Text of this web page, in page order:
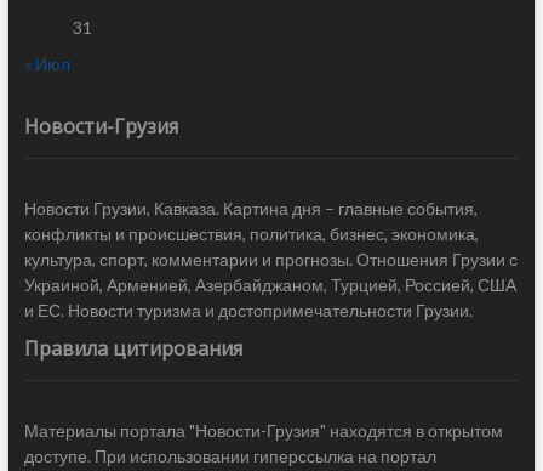
31
« Июл
Новости-Грузия
Новости Грузии, Кавказа. Картина дня – главные события,
конфликты и происшествия, политика, бизнес, экономика,
культура, спорт, комментарии и прогнозы. Отношения Грузии с
Украиной, Арменией, Азербайджаном, Турцией, Россией, США
и ЕС. Новости туризма и достопримечательности Грузии.
Правила цитирования
Материалы портала "Новости-Грузия" находятся в открытом
доступе. При использовании гиперссылка на портал